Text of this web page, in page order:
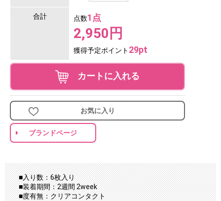
合計 点数1点
2,950円
獲得予定ポイント 29pt
カートに入れる
お気に入り
ブランドページ
■入り数：6枚入り
■装着期間：2週間 2week
■度有無：クリアコンタクト